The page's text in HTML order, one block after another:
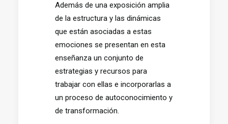
Además de una exposición amplia
de la estructura y las dinámicas
que están asociadas a estas
emociones se presentan en esta
enseñanza un conjunto de
estrategias y recursos para
trabajar con ellas e incorporarlas a
un proceso de autoconocimiento y
de transformación.